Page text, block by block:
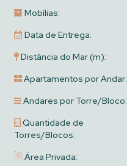
Mobílias:
Data de Entrega:
Distância do Mar (m):
Apartamentos por Andar:
Andares por Torre/Bloco:
Quantidade de
Torres/Blocos:
Área Privada: